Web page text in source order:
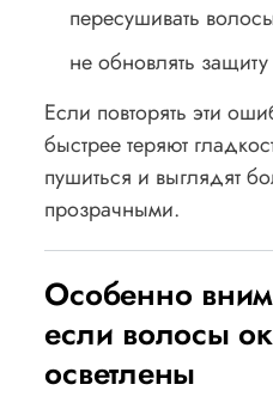
пересушивать
не обновлять
Если повторять эти
быстрее теряют
пушиться и выглядят
прозрачными.
Особенно
если волосы
осветлены